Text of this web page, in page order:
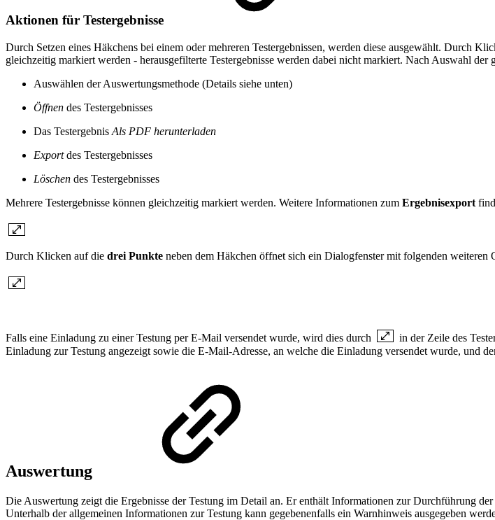
Aktionen für Testergebnisse
Durch Setzen eines Häkchens bei einem oder mehreren Testergebnissen, werden diese ausgewählt. Durch
gleichzeitig markiert werden - herausgefilterte Testergebnisse werden dabei nicht markiert. Nach Auswahl
Auswählen der Auswertungsmethode (Details siehe unten)
Öffnen des Testergebnisses
Das Testergebnis Als PDF herunterladen
Exportdes Testergebnisses
Löschen des Testergebnisses
Mehrere Testergebnisse können gleichzeitig markiert werden. Weitere Informationen zum Ergebnisexport
Durch Klicken auf die drei Punkte neben dem Häkchen öffnet sich ein Dialogfenster mit folgenden weiteren
Falls eine Einladung zu einer Testung per E-Mail versendet wurde, wird dies durch
in der Zeile des
Einladung zur Testung angezeigt sowie die E-Mail-Adresse, an welche die Einladung versendet wurde, und
Auswertung
Die Auswertung zeigt die Ergebnisse der Testung im Detail an. Er enthält Informationen zur Durchführung
Unterhalb der allgemeinen Informationen zur Testung kann gegebenenfalls ein Warnhinweis ausgegeben